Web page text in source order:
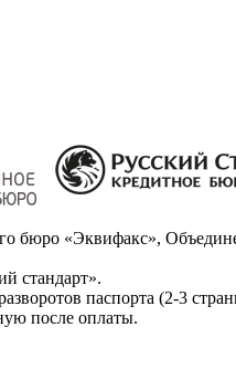
бюро «Эквифакс»,
стандарт».
паспорта (2-3
после оплаты.